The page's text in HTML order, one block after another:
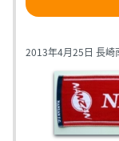
2013年4月25日 長崎